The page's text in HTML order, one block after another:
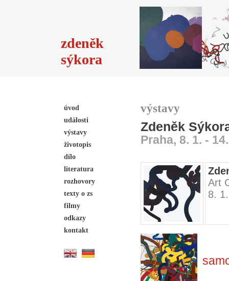
zdeněk
sýkora
úvod
události
výstavy
životopis
dílo
literatura
rozhovory
texty o zs
filmy
odkazy
kontakt
výstavy
Zdeněk
Praha, 8. 1. -
Art
8.